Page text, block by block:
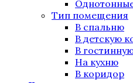
Тип помещения
В спальню
В детскую
В
На кухню
В коридор